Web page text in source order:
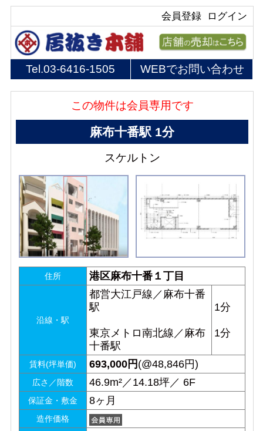
ログイン
会員登録
Tel.03-6416-1505 WEBでお問い合わせ
この物件は会員専用です
麻布十番駅 1分
スケルトン
住所 港区麻布十番１丁目
沿線・駅
都営大江戸線／麻布十番
駅
東京メトロ南北線／麻布
十番駅
1分
1分
賃料(坪単価) 693,000円 (@48,846円)
広さ／階数 46.9m²／14.18坪／ 6F
保証金・敷金 8ヶ月
造作価格